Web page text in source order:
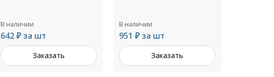
В наличии
951 ₽ за шт
Заказать
В наличии
642 ₽ за шт
Заказать